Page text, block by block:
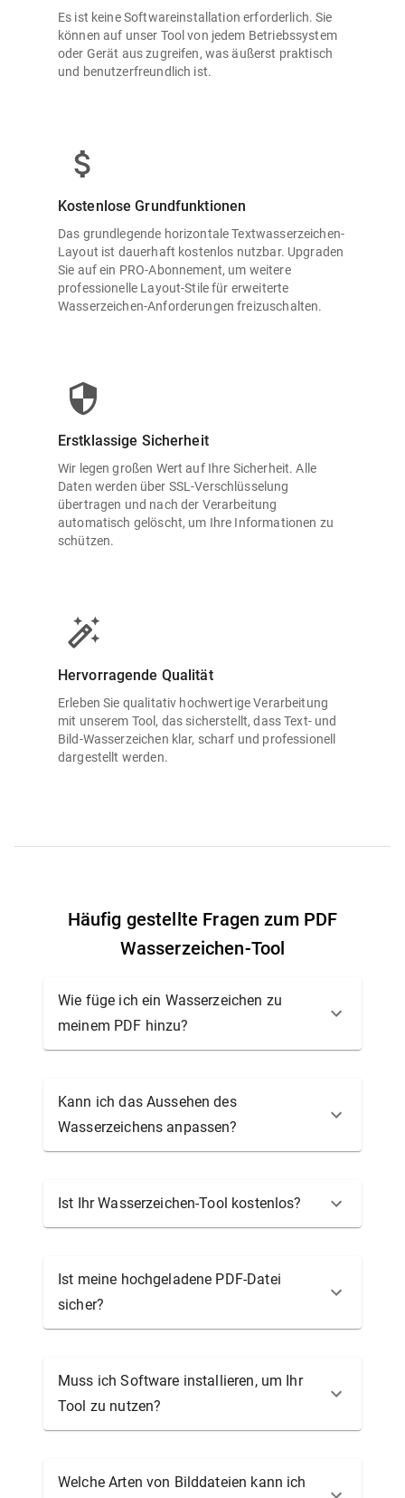
Es ist keine Softwareinstallation erforderlich. Sie
können auf unser Tool von jedem Betriebssystem
oder Gerät aus zugreifen, was äußerst praktisch
und benutzerfreundlich ist.
Kostenlose Grundfunktionen
Das grundlegende horizontale Textwasserzeichen-
Layout ist dauerhaft kostenlos nutzbar. Upgraden
Sie auf ein PRO-Abonnement, um weitere
professionelle Layout-Stile für erweiterte
Wasserzeichen-Anforderungen freizuschalten.
Erstklassige Sicherheit
Wir legen großen Wert auf Ihre Sicherheit. Alle
Daten werden über SSL-Verschlüsselung
übertragen und nach der Verarbeitung
automatisch gelöscht, um Ihre Informationen zu
schützen.
Hervorragende Qualität
Erleben Sie qualitativ hochwertige Verarbeitung
mit unserem Tool, das sicherstellt, dass Text- und
Bild-Wasserzeichen klar, scharf und professionell
dargestellt werden.
Häufig gestellte Fragen zum PDF
Wasserzeichen-Tool
Wie füge ich ein Wasserzeichen zu
meinem PDF hinzu?
Kann ich das Aussehen des
Wasserzeichens anpassen?
Ist Ihr Wasserzeichen-Tool kostenlos?
Ist meine hochgeladene PDF-Datei
sicher?
Muss ich Software installieren, um Ihr
Tool zu nutzen?
Welche Arten von Bilddateien kann ich